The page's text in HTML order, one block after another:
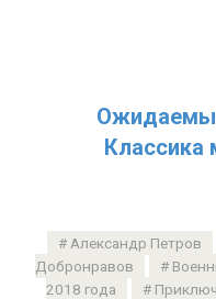
Классика
Александр Петров
Добронравов
2018 года